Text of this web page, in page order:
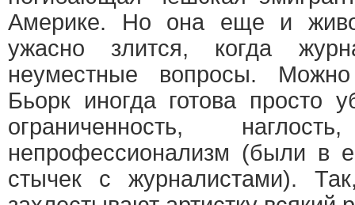
Америке. Но она еще и
ужасно злится, когда
неуместные вопросы.
Бьорк иногда готова просто
ограниченность,
непрофессионализм (были в
стычек с журналистами).